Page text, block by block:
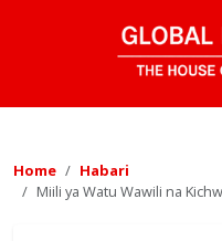
Home
Habari
Miili ya Watu Wawili na